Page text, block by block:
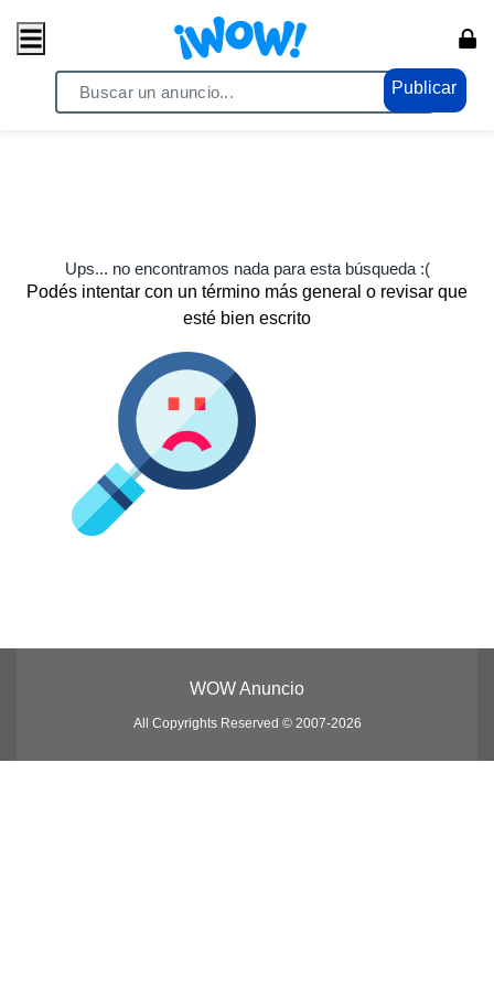
Publicar
Ups... no encontramos nada para esta búsqueda :(
Podés intentar con un término más general o revisar que
esté bien escrito
WOW Anuncio
All Copyrights Reserved © 2007-2026